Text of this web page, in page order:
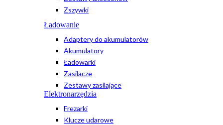
Zszywki
Ładowanie
Adaptery do akumulatorów
Akumulatory
Ładowarki
Zasilacze
Zestawy zasilające
Elektronarzędzia
Frezarki
Klucze udarowe